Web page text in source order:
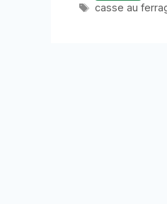
Étiquettes
casse au